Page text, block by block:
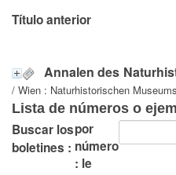
Título anterior
Annalen des
/ Wien : Naturhistorischen
Lista de números o
Buscar los
boletines :
por
número
: le